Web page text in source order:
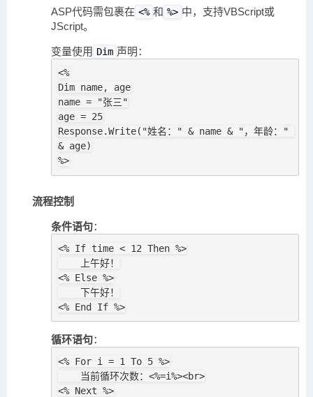
ASP代码需包裹在 <% 和 %> 中，支持VBScript或
JScript。
变量使用 Dim 声明：
<%
Dim name, age
name = "张三"
age = 25
Response.Write("姓名：" & name & "，年龄："
& age)
%>
流程控制
条件语句：
<% If time < 12 Then %>
<% Else %>
<% End If %>
循环语句：
<% For i = 1 To 5 %>
<% Next %>